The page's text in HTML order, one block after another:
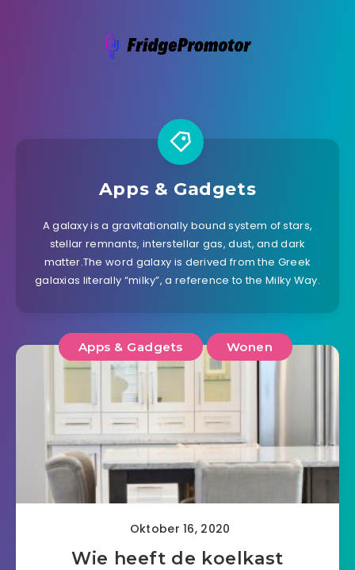
Apps & Gadgets
A galaxy is a gravitationally bound system of stars,
stellar remnants, interstellar gas, dust, and dark
matter.The word galaxy is derived from the Greek
galaxias literally “milky”, a reference to the Milky Way.
Apps & Gadgets Wonen
Oktober 16, 2020
Wie heeft de koelkast